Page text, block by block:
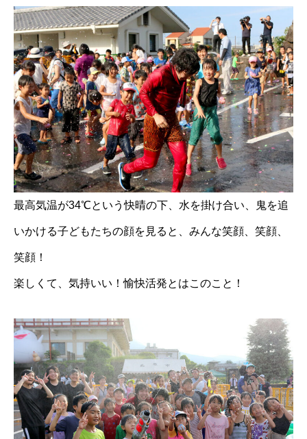
最高気温が34℃という快晴の下、水を掛け合い、鬼を追
いかける子どもたちの顔を見ると、みんな笑顔、笑顔、
笑顔！
楽しくて、気持いい！愉快活発とはこのこと！